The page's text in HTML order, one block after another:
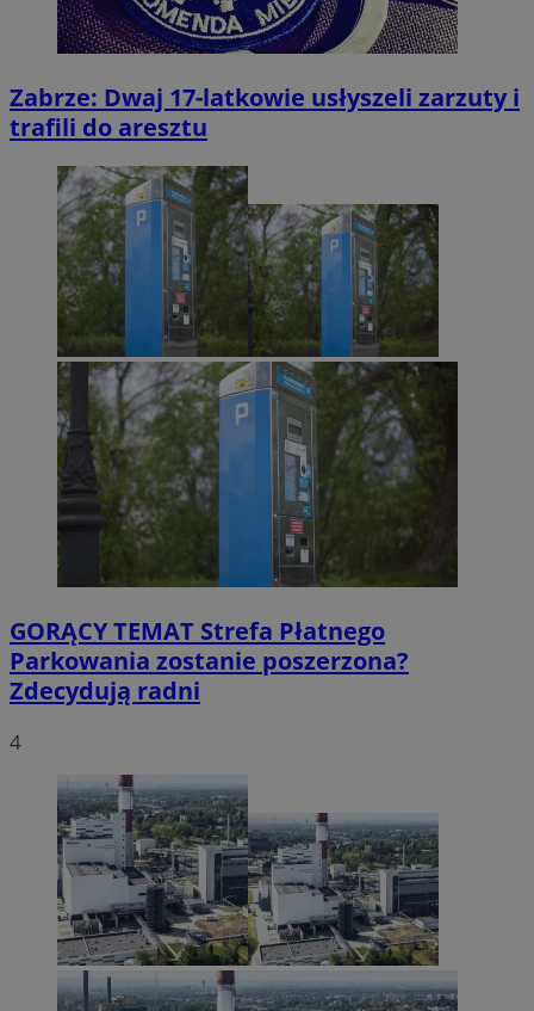
Zabrze: Dwaj 17-latkowie usłyszeli zarzuty i
trafili do aresztu
GORĄCY TEMAT Strefa Płatnego
Parkowania zostanie poszerzona?
Zdecydują radni
4